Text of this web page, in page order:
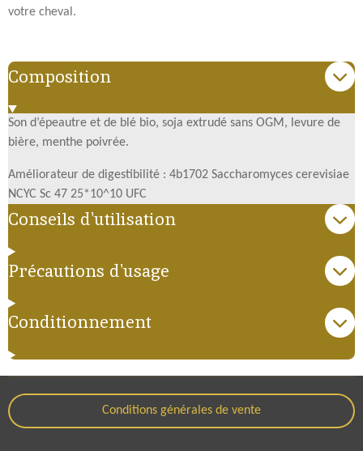
votre cheval.
Composition
Son d’épeautre et de blé bio, soja extrudé sans OGM, levure de
bière, menthe poivrée.
Améliorateur de digestibilité : 4b1702 Saccharomyces cerevisiae
NCYC Sc 47 25*10^10 UFC
Conseils d'utilisation
Précautions d'usage
Conditionnement
Conditions générales de vente